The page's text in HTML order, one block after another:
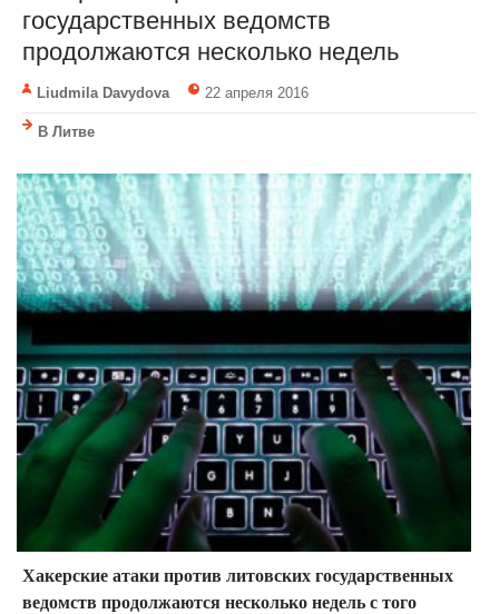
государственных ведомств
продолжаются несколько недель
Liudmila Davydova 22 апреля 2016
В Литве
Хакерские атаки против литовских государственных
ведомств продолжаются несколько недель с того